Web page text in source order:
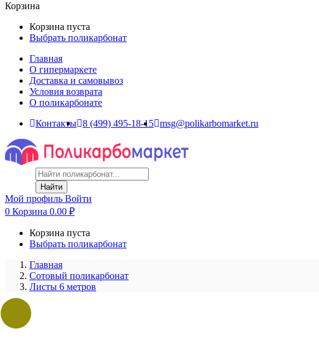
Корзина
Корзина пуста
Выбрать поликарбонат
Главная
О гипермаркете
Доставка и самовывоз
Условия возврата
О поликарбонате
Контакты 8 (499) 495-18-15 msg@polikarbomarket.ru
Найти
Мой профиль Войти
0 Корзина 0.00 ₽
Корзина пуста
Выбрать поликарбонат
Главная
Сотовый поликарбонат
Листы 6 метров